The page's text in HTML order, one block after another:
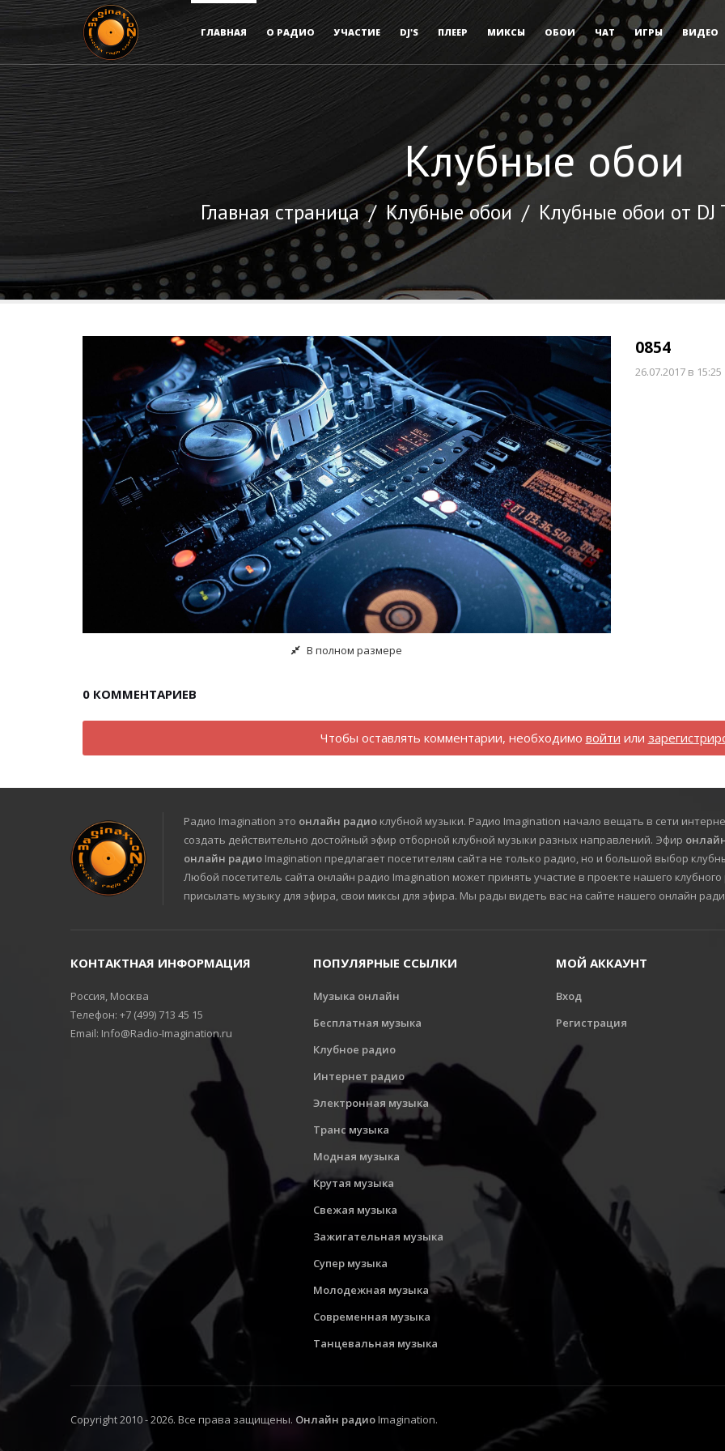
ГЛАВНАЯ О РАДИО УЧАСТИЕ DJ'S ПЛЕЕР МИКСЫ ОБОИ ЧАТ ИГРЫ ВИДЕО
Клубные обои
Главная страница / Клубные обои / Клубные обои от DJ
В полном размере
0854
26.07.2017в 15:25
0 КОММЕНТАРИЕВ
Чтобы оставлять комментарии, необходимо войти или
Радио Imagination это онлайн радио клубной музыки. Радио Imagination начало вещать в сети
создать действительно достойный эфир отборной клубной музыки разных направлений. Эфир
онлайн радио Imagination предлагает посетителям сайта не только радио, но и большой выбор
Любой посетитель сайта онлайн радио Imagination может принять участие в проекте нашего
присылать музыку для эфира, свои миксы для эфира. Мы рады видеть вас на сайте нашего онлайн
КОНТАКТНАЯ ИНФОРМАЦИЯ
Россия, Москва
Телефон: +7 (499) 713 45 15
Email: Info@Radio-Imagination.ru
ПОПУЛЯРНЫЕ ССЫЛКИ
Музыка онлайн
Бесплатная музыка
Клубное радио
Интернет радио
Электронная музыка
Транс музыка
Модная музыка
Крутая музыка
Свежая музыка
Зажигательная музыка
Супер музыка
Молодежная музыка
Современная музыка
Танцевальная музыка
МОЙ АККАУНТ
Вход
Регистрация
Copyright 2010 - 2026. Все права защищены. Онлайн радиоImagination.